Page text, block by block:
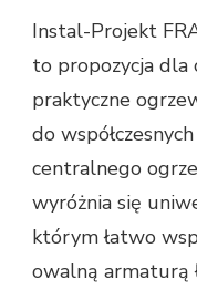
Instal-Projekt
to propozycja dla
praktyczne
do
centralnego
wyróżnia się
którym łatwo
owalną armaturą